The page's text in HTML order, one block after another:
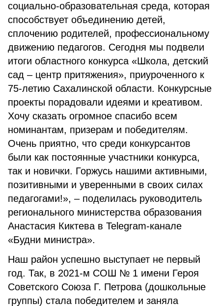
социально-образовательная среда, которая
способствует объединению детей,
сплочению родителей, профессиональному
движению педагогов. Сегодня мы подвели
итоги областного конкурса «Школа, детский
сад – центр притяжения», приуроченного к
75-летию Сахалинской области. Конкурсные
проекты порадовали идеями и креативом.
Хочу сказать огромное спасибо всем
номинантам, призерам и победителям.
Очень приятно, что среди конкурсантов
были как постоянные участники конкурса,
так и новички. Горжусь нашими активными,
позитивными и уверенными в своих силах
педагогами!», – поделилась руководитель
регионального министерства образования
Анастасия Киктева в Telegram-канале
«Будни министра».
Наш район успешно выступает не первый
год. Так, в 2021-м СОШ № 1 имени Героя
Советского Союза Г. Петрова (дошкольные
группы) стала победителем и заняла